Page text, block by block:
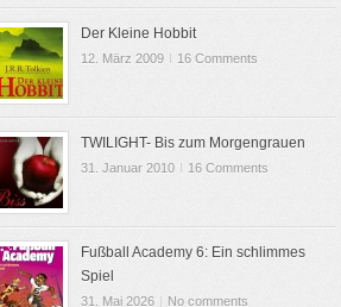
Der Kleine Hobbit
12. März 2009 I 16 Comments
TWILIGHT- Bis zum Morgengrauen
31. Januar 2010 I 16 Comments
Fußball Academy 6: Ein schlimmes
Spiel
31. Mai 2026 | No comments